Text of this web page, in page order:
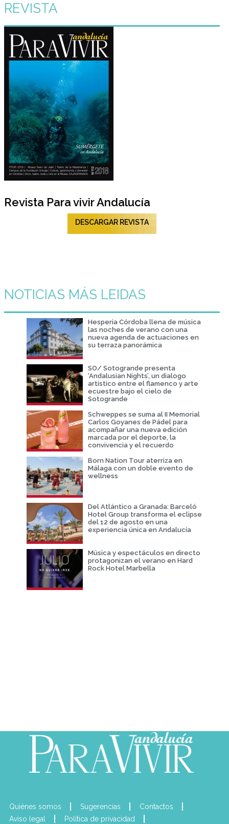
REVISTA
Revista Para vivir Andalucía
DESCARGAR REVISTA
NOTICIAS MÁS LEIDAS
Hesperia Córdoba llena de música
las noches de verano con una
nueva agenda de actuaciones en
su terraza panorámica
SO/ Sotogrande presenta
‘Andalusian Nights’, un dialogo
artístico entre el flamenco y arte
ecuestre bajo el cielo de
Sotogrande
Schweppes se suma al II Memorial
Carlos Goyanes de Pádel para
acompañar una nueva edición
marcada por el deporte, la
convivencia y el recuerdo
Born Nation Tour aterriza en
Málaga con un doble evento de
wellness
Del Atlántico a Granada: Barceló
Hotel Group transforma el eclipse
del 12 de agosto en una
experiencia única en Andalucía
Música y espectáculos en directo
protagonizan el verano en Hard
Rock Hotel Marbella
Quiénes somos Sugerencias
Contactos
Aviso legal
Política de privacidad